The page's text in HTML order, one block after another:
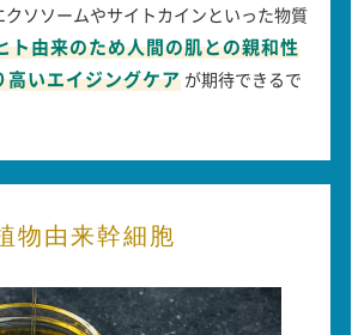
ソソームやサイトカインといった物質
ト由来のため人間の肌との親和性
高いエイジングケア が期待できるで
物由来幹細胞